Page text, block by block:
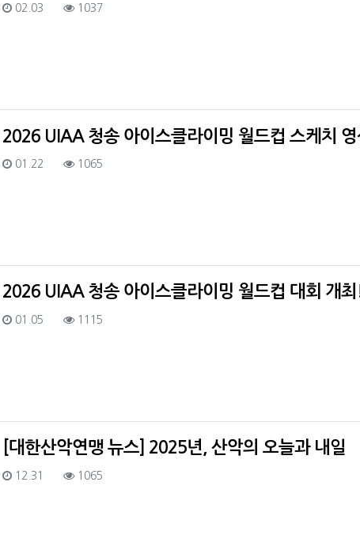
등록일
02.03 조회
1037
2026 UIAA 청송 아이스클라이밍 월드컵 스케치 영
등록일
01.22 조회
1065
2026 UIAA 청송 아이스클라이밍 월드컵 대회 개최
등록일
01.05 조회
1115
[대한산악연맹 뉴스] 2025년, 산악의 오늘과 내일
등록일
12.31 조회
1065